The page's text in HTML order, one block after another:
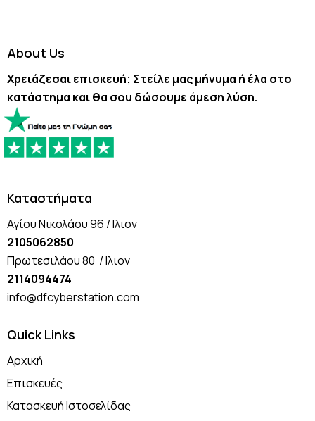
About Us
Χρειάζεσαι επισκευή; Στείλε μας μήνυμα ή έλα στο
κατάστημα και θα σου δώσουμε άμεση λύση.
Καταστήματα
Αγίου Νικολάου 96 / Ιλιον
2105062850
Πρωτεσιλάου 80 / Ιλιον
2114094474
info@dfcyberstation.com
Quick Links
Αρχική
Επισκευές
Κατασκευή Ιστοσελίδας